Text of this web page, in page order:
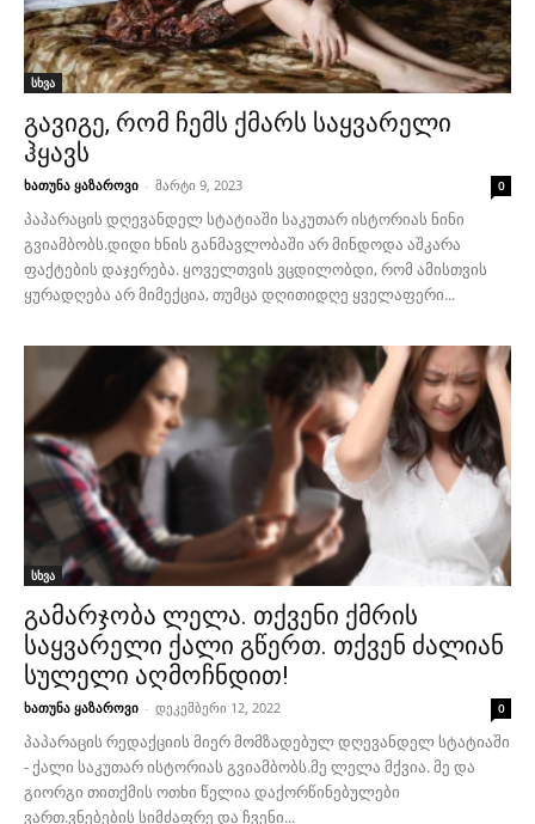
სხვა
გავიგე, რომ ჩემს ქმარს საყვარელი
ჰყავს
ხათუნა ყაზაროვი - მარტი 9, 2023 0
პაპარაცის დღევანდელ სტატიაში საკუთარ ისტორიას ნინი
გვიამბობს.დიდი ხნის განმავლობაში არ მინდოდა აშკარა
ფაქტების დაჯერება. ყოველთვის ვცდილობდი, რომ ამისთვის
ყურადღება არ მიმექცია, თუმცა დღითიდღე ყველაფერი...
სხვა
გამარჯობა ლელა. თქვენი ქმრის
საყვარელი ქალი გწერთ. თქვენ ძალიან
სულელი აღმოჩნდით!
ხათუნა ყაზაროვი - დეკემბერი 12, 2022 0
პაპარაცის რედაქციის მიერ მომზადებულ დღევანდელ სტატიაში
- ქალი საკუთარ ისტორიას გვიამბობს.მე ლელა მქვია. მე და
გიორგი თითქმის ოთხი წელია დაქორწინებულები
ვართ.ვნებების სიმძაფრე და ჩვენი...